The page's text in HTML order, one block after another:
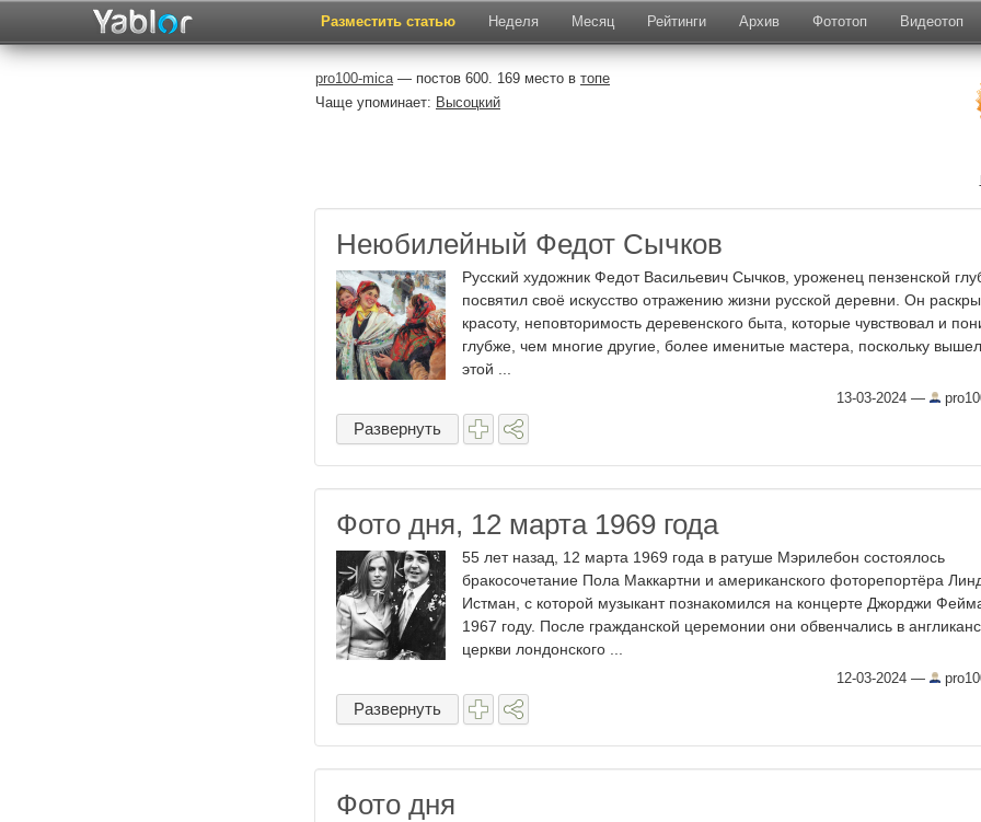
Разместить статью Неделя Месяц Рейтинги Архив Фототоп Видеотоп
pro100-mica— постов 600. 169 место в топе
Чаще упоминает: Высоцкий
Неюбилейный Федот Сычков
Русский художник Федот Васильевич Сычков, уроженец пензенской
посвятил своё искусство отражению жизни русской деревни. Он
красоту, неповторимость деревенского быта, которые чувствовал и
глубже, чем многие другие, более именитые мастера, поскольку
этой ...
13-03-2024 —
Развернуть
Фото дня, 12 марта 1969 года
55 лет назад, 12 марта 1969 года в ратуше Мэрилебон состоялось
бракосочетание Пола Маккартни и американского фоторепортёра
Истман, с которой музыкант познакомился на концерте Джорджи
1967 году. После гражданской церемонии они обвенчались в
церкви лондонского ...
12-03-2024 —
Развернуть
Фото дня